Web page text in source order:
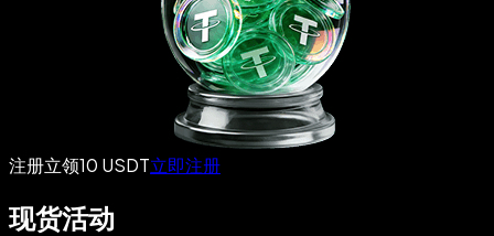
注册立领10 USDT立即注册
现货活动